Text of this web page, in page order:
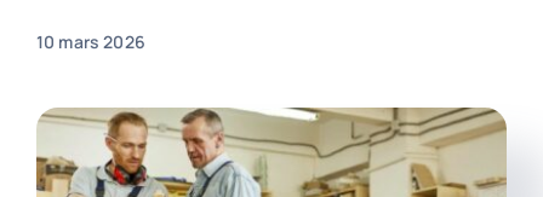
10 mars 2026